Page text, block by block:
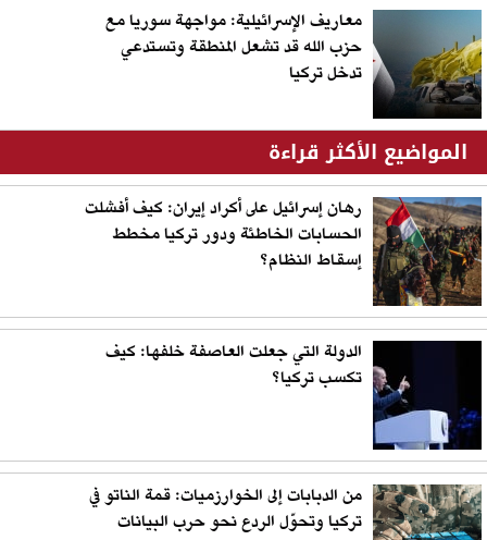
معاريف الإسرائيلية: مواجهة سوريا مع
حزب الله قد تشعل المنطقة وتستدعي
تدخل تركيا
المواضيع الأكثر قراءة
رهان إسرائيل على أكراد إيران: كيف أفشلت
الحسابات الخاطئة ودور تركيا مخطط
إسقاط النظام؟
الدولة التي جعلت العاصفة خلفها: كيف
تكسب تركيا؟
من الدبابات إلى الخوارزميات: قمة الناتو في
تركيا وتحوّل الردع نحو حرب البيانات